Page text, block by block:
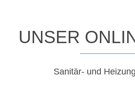
UNSER
Sanitär- und